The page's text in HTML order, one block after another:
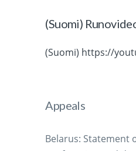
(Suomi)
(Suomi) https://
Appeals
Belarus: Statement